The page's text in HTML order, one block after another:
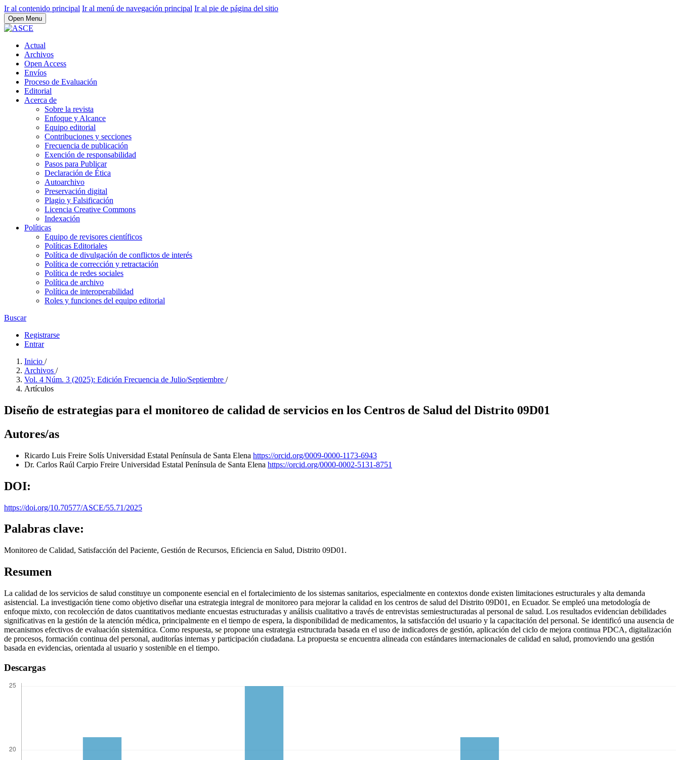
Ir al contenido principal Ir al menú de navegación principal Ir al pie de página del sitio
Open Menu
Actual
Archivos
Open Access
Envíos
Proceso de Evaluación
Editorial
Acerca de
Sobre la revista
Enfoque y Alcance
Equipo editorial
Contribuciones y secciones
Frecuencia de publicación
Exención de responsabilidad
Pasos para Publicar
Declaración de Ética
Autoarchivo
Preservación digital
Plagio y Falsificación
Licencia Creative Commons
Indexación
Políticas
Equipo de revisores científicos
Políticas Editoriales
Política de divulgación de conflictos de interés
Política de corrección y retractación
Política de redes sociales
Política de archivo
Política de interoperabilidad
Roles y funciones del equipo editorial
Buscar
Registrarse
Entrar
Inicio /
Archivos /
Vol. 4 Núm. 3 (2025): Edición Frecuencia de Julio/Septiembre /
Artículos
Diseño de estrategias para el monitoreo de calidad de servicios en los Centros de Salud del Distrito 09D01
Autores/as
Ricardo Luis Freire Solís Universidad Estatal Península de Santa Elena https://orcid.org/0009-0000-1173-6943
Dr. Carlos Raúl Carpio Freire Universidad Estatal Península de Santa Elena https://orcid.org/0000-0002-5131-8751
DOI:
https://doi.org/10.70577/ASCE/55.71/2025
Palabras clave:
Monitoreo de Calidad, Satisfacción del Paciente, Gestión de Recursos, Eficiencia en Salud, Distrito 09D01.
Resumen
La calidad de los servicios de salud constituye un componente esencial en el fortalecimiento de los sistemas sanitarios, especialmente en contextos donde existen limitaciones estructurales y alta demanda
asistencial. La investigación tiene como objetivo diseñar una estrategia integral de monitoreo para mejorar la calidad en los centros de salud del Distrito 09D01, en Ecuador. Se empleó una metodología de
enfoque mixto, con recolección de datos cuantitativos mediante encuestas estructuradas y análisis cualitativo a través de entrevistas semiestructuradas al personal de salud. Los resultados evidencian debilidades
significativas en la gestión de la atención médica, principalmente en el tiempo de espera, la disponibilidad de medicamentos, la satisfacción del usuario y la capacitación del personal. Se identificó una ausencia de
mecanismos efectivos de evaluación sistemática. Como respuesta, se propone una estrategia estructurada basada en el uso de indicadores de gestión, aplicación del ciclo de mejora continua PDCA, digitalización
de procesos, formación continua del personal, auditorías internas y participación ciudadana. La propuesta se encuentra alineada con estándares internacionales de calidad en salud, promoviendo una gestión
basada en evidencias, orientada al usuario y sostenible en el tiempo.
Descargas